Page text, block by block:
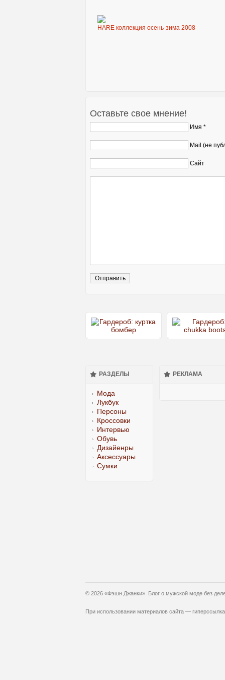
HARE коллекция осень-зима 2008
Оставьте свое мнение!
Имя *
Mail (не
Сайт
РАЗДЕЛЫ
Мода
Лукбук
Персоны
Кроссовки
Интервью
Обувь
Дизайенры
Аксессуары
Сумки
РЕКЛАМА
© 2026 «Фэшн Джанки». Блог о мужской моде без
При использовании материалов сайта —